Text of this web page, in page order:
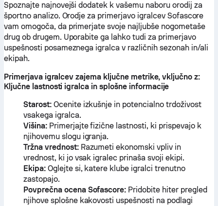
Spoznajte najnovejši dodatek k vašemu naboru orodij za
športno analizo. Orodje za primerjavo igralcev Sofascore
vam omogoča, da primerjate svoje najljubše nogometaše
drug ob drugem. Uporabite ga lahko tudi za primerjavo
uspešnosti posameznega igralca v različnih sezonah in/ali
ekipah.
Primerjava igralcev zajema ključne metrike, vključno z:
Ključne lastnosti igralca in splošne informacije
Starost:Ocenite izkušnje in potencialno trdoživost
vsakega igralca.
Višina:Primerjajte fizične lastnosti, ki prispevajo k
njihovemu slogu igranja.
Tržna vrednost:Razumeti ekonomski vpliv in
vrednost, ki jo vsak igralec prinaša svoji ekipi.
Ekipa:Oglejte si, katere klube igralci trenutno
zastopajo.
Povprečna ocena Sofascore: Pridobite hiter pregled
njihove splošne kakovosti uspešnosti na podlagi